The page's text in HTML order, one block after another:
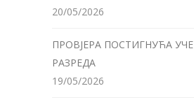
20/05/2026
ПРОВЈЕРА ПОСТИГНУЋА
РАЗРЕДА
19/05/2026